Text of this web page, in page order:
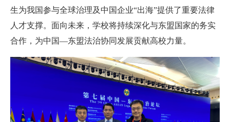
生为我国参与全球治理及中国企业“出海”提供了重要法律
人才支撑。面向未来，学校将持续深化与东盟国家的务实
合作，为中国—东盟法治协同发展贡献高校力量。